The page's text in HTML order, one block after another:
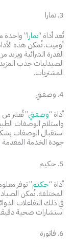
3. تمارا
تُعد أداة “تمارا” واحدة
أوميت. تُمكن هذه
القدرة الشرائية
الصيدليات جذب
المشتريات.
4. وصفتي
أداة “وصفتي” تُعتبر
واستلام الوصفات
استقبال الوصفات
جودة الخدمة
5. حكيم
أداة “حكيم” توفر
المختلفة. تُمكن
في ذلك التفاعلات
استشارات صحية
6. فاتورة